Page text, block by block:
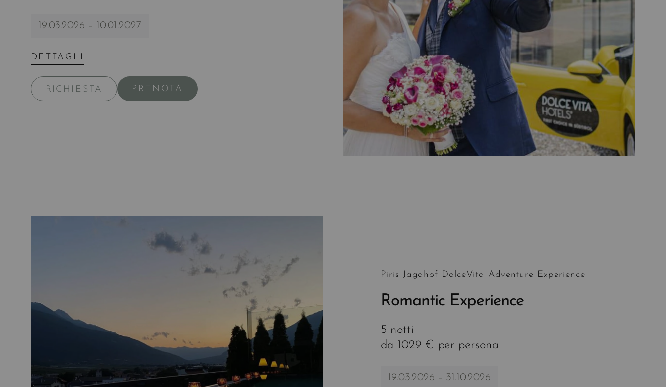
19.03.2026 – 10.01.2027
DETTAGLI
RICHIESTA PRENOTA
Piris Jagdhof DolceVita Adventure Experience
Romantic Experience
5 notti
da 1029 € per persona
19.03.2026 – 31.10.2026